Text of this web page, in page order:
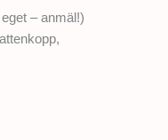
– anmäl!)